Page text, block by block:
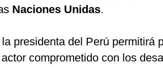
Naciones Unidas.
presidenta del Perú permitirá
comprometido con los